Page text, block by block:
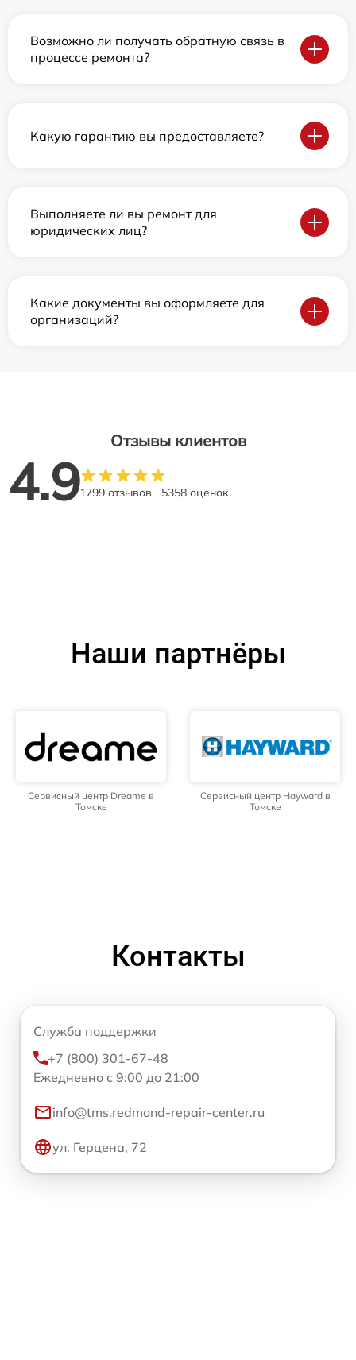
Возможно ли получать обратную связь в
процессе ремонта?
Какую гарантию вы предоставляете?
Выполняете ли вы ремонт для
юридических лиц?
Какие документы вы оформляете для
организаций?
Отзывы клиентов
4.91799 отзывов 5358 оценок
Наши партнёры
Сервисный центр Dreame в
Томске
Сервисный центр Hayward в
Томске
Контакты
Служба поддержки
+7 (800) 301-67-48
Ежедневно с 9:00 до 21:00
info@tms.redmond-repair-center.ru
ул. Герцена, 72